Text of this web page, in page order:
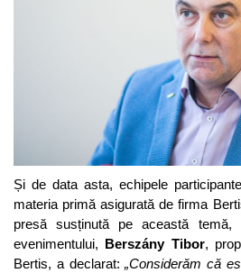
Și de data asta, echipele
materia primă asigurată de firma
presă susținută pe această temă,
evenimentului, Berszány Tibor,
Bertis, a declarat:„Considerăm că